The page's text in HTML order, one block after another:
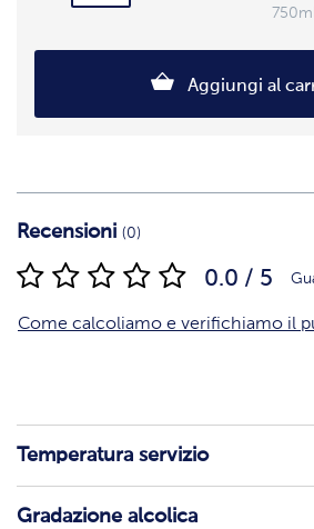
Aggiungi al
Recensioni (0)
0.0 / 5
Come calcoliamo e verifichiamo il
Temperatura servizio
Gradazione alcolica